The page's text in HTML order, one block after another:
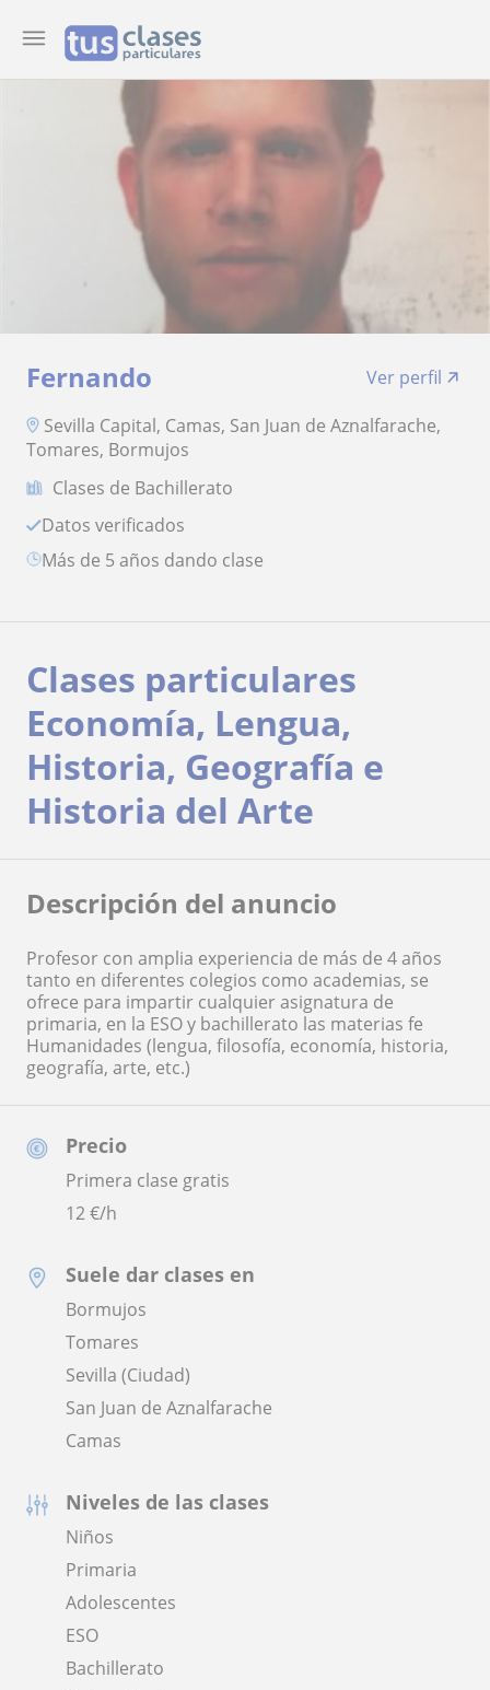
Fernando
Ver perfil
Sevilla Capital, Camas, San Juan de Aznalfarache,
Tomares, Bormujos
Clases de Bachillerato
Datos verificados
más de 5 años dando clase
Precio
Primera clase gratis
12€/h
Suele dar clases en
Bormujos
Tomares
Sevilla (Ciudad)
San Juan de Aznalfarache
Camas
Niveles de las clases
Niños
Primaria
Adolescentes
ESO
Bachillerato
Clases particulares
Economía, Lengua,
Historia, Geografía e
Historia del Arte
Descripción del anuncio
Profesor con amplia experiencia de más de 4 años
tanto en diferentes colegios como academias, se
ofrece para impartir cualquier asignatura de
primaria, en la ESO y bachillerato las materias fe
Humanidades (lengua, filosofía, economía, historia,
geografía, arte, etc.)